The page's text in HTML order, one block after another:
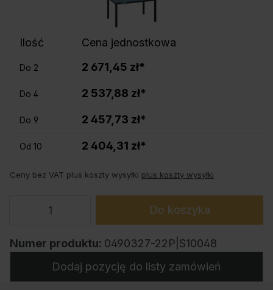
Ilość Cena jednostkowa
Do 2 2 671,45 zł*
Do 4 2 537,88 zł*
Do 9 2 457,73 zł*
Od 10 2 404,31 zł*
Ceny bez VAT plus koszty wysyłki plus koszty wysyłki
Do koszyka
Numer produktu: 0490327-22P|S10048
Dodaj pozycję do listy zamówień